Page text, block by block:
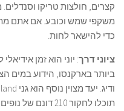
קצרים, חולצות טריקו
משקפי שמש וכובע. אם אתם
כדי להישאר לחות.
ציוני דרך: יוני הוא זמן
ביותר בארקנסו, הידוע במים
תוכלו לחקור 210